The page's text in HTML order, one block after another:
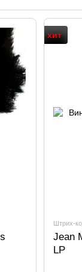
домом для
Eruption, Milli
Селин Дион,
Аврил Лавин,
другие.»
Sony Music вы
заказу -
представлены в
Fonoteka.
хит
Штрих-
Jean
LP